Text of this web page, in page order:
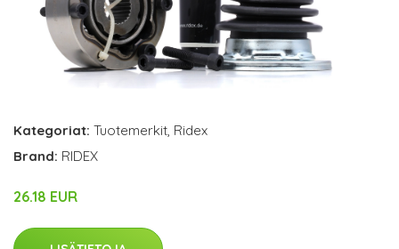
Kategoriat: Tuotemerkit Ridex
Brand: RIDEX
26.18 EUR